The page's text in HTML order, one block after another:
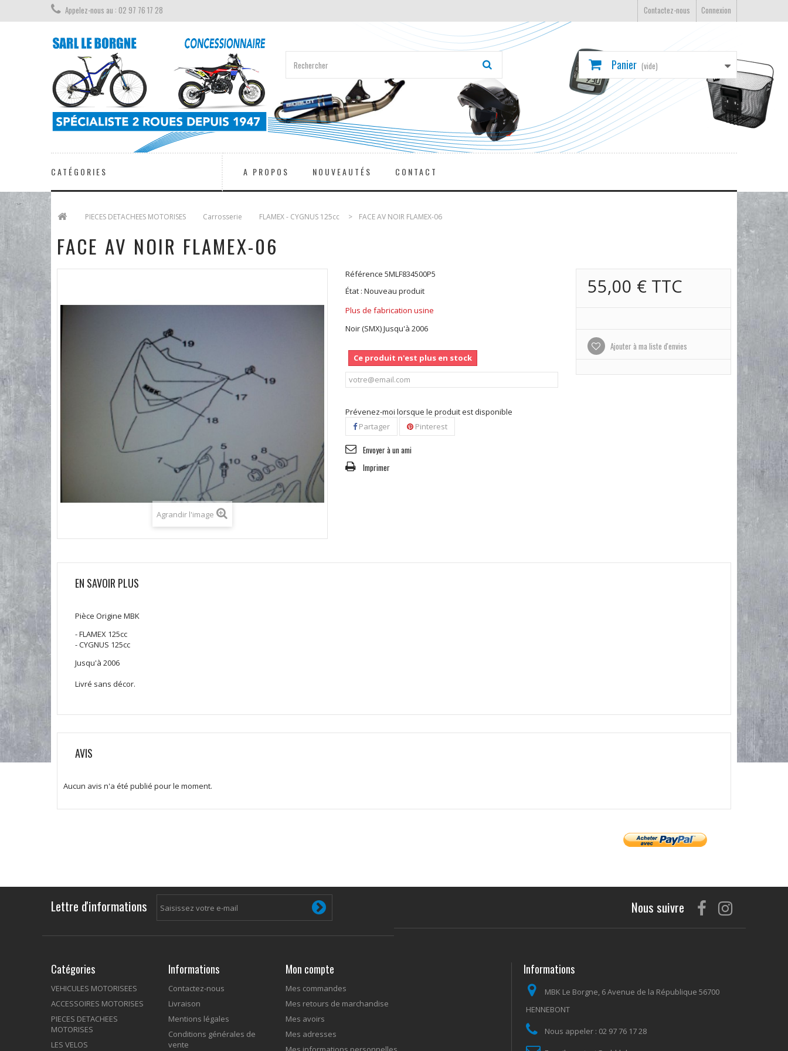
Connexion
Contactez-nous
Appelez-nous au : 02 97 76 17 28
Panier (vide)
CATÉGORIES A PROPOS NOUVEAUTÉS CONTACT
PIECES DETACHEES MOTORISES Carrosserie FLAMEX - CYGNUS 125cc > FACE AV NOIR FLAMEX-06
FACE AV NOIR FLAMEX-06
Agrandir l'image
Référence 5MLF834500P5
État : Nouveau produit
Plus de fabrication usine
Noir (SMX) Jusqu'à 2006
Ce produit n'est plus en stock
Prévenez-moi lorsque le produit est disponible
Partager
Pinterest
Envoyer à un ami
Imprimer
55,00 €TTC
Ajouter à ma liste d'envies
EN SAVOIR PLUS
Pièce Origine MBK
- FLAMEX 125cc
- CYGNUS 125cc
Jusqu'à 2006
Livré sans décor.
AVIS
Aucun avis n'a été publié pour le moment.
Lettre d'informations Nous suivre
Catégories
VEHICULES MOTORISEES
ACCESSOIRES MOTORISES
PIECES DETACHEES
MOTORISES
LES VELOS
Informations
Contactez-nous
Livraison
Mentions légales
Conditions générales de
vente
Mon compte
Mes commandes
Mes retours de marchandise
Mes avoirs
Mes adresses
Informations
MBK Le Borgne, 6 Avenue de la République 56700
HENNEBONT
Nous appeler : 02 97 76 17 28